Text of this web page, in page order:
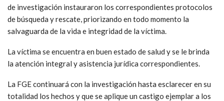
de investigación instauraron los correspondientes protocolos
de búsqueda y rescate, priorizando en todo momento la
salvaguarda de la vida e integridad de la víctima.
La víctima se encuentra en buen estado de salud y se le brinda
la atención integral y asistencia jurídica correspondientes.
La FGE continuará con la investigación hasta esclarecer en su
totalidad los hechos y que se aplique un castigo ejemplar a los